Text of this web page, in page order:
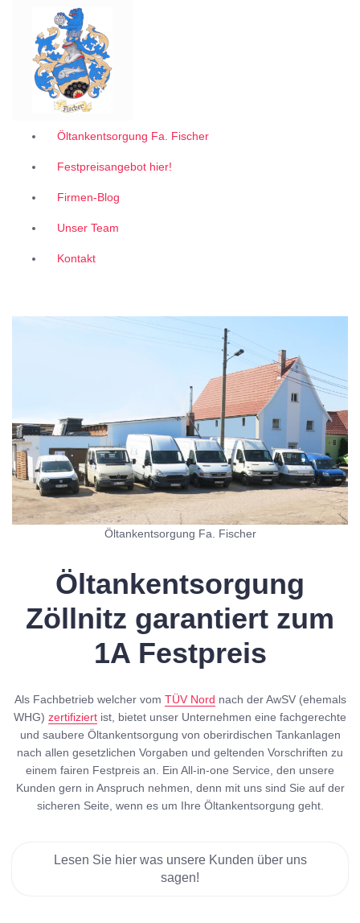
Garantiert zum 1A Festpreis
Öltankentsorgung Fa. Fischer
Festpreisangebot hier!
Firmen-Blog
Unser Team
Kontakt
Öltankentsorgung Fa. Fischer
Öltankentsorgung
Zöllnitz garantiert zum
1A Festpreis
Als Fachbetrieb welcher vom TÜV Nord nach der AwSV (ehemals
WHG) zertifiziert ist, bietet unser Unternehmen eine fachgerechte
und saubere Öltankentsorgung von oberirdischen Tankanlagen
nach allen gesetzlichen Vorgaben und geltenden Vorschriften zu
einem fairen Festpreis an. Ein All-in-one Service, den unsere
Kunden gern in Anspruch nehmen, denn mit uns sind Sie auf der
sicheren Seite, wenn es um Ihre Öltankentsorgung geht.
Lesen Sie hier was unsere Kunden über uns
sagen!